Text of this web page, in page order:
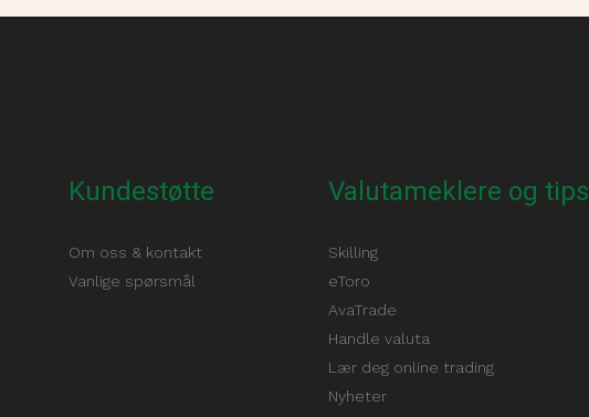
Kundestøtte
Om oss & kontakt
Vanlige spørsmål
Valutameklere og tips
Skilling
eToro
AvaTrade
Handle valuta
Lær deg online trading
Nyheter